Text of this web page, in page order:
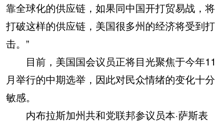
靠全球化的供应链，如果同中国开打贸易战，将
打破这样的供应链，美国很多州的经济将受到打
击。”
目前，美国国会议员正将目光聚焦于今年11
月举行的中期选举，因此对民众情绪的变化十分
敏感。
内布拉斯加州共和党联邦参议员本·萨斯表